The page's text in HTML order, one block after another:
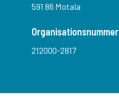
591 86 Motala
Organisationsnummer
212000-2817